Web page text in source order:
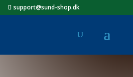
support@sund-shop.dk